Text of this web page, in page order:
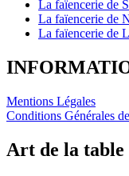
La faïencerie de
La faïencerie de
La faïencerie de
Mentions Légales
Conditions Générales
Art de la table